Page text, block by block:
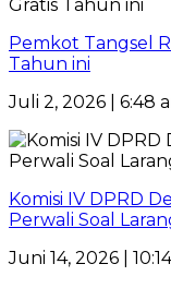
Pemkot Tangsel
Tahun ini
Juli 2, 2026 | 6:48
Komisi IV DPRD
Perwali Soal
Juni 14, 2026 |